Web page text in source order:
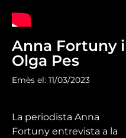
Anna Fortuny i
Olga Pes
Emès el: 11/03/2023
La periodista Anna
Fortuny entrevista a la